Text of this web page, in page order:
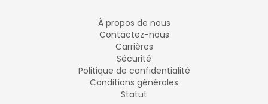
À propos de nous
Contactez-nous
Carrières
Sécurité
Politique de confidentialité
Conditions générales
Statut